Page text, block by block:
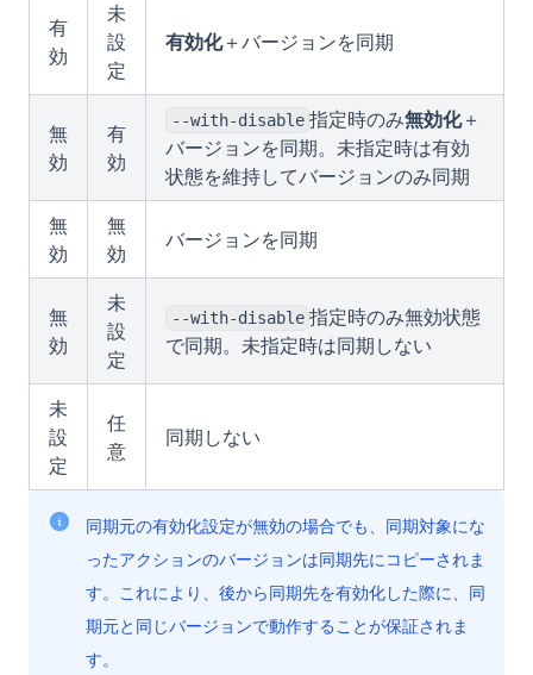
有
効
未
設
定
有効化＋バージョンを同期
無
効
有
効
--with-disable 指定時のみ無効化＋
バージョンを同期。未指定時は有効
状態を維持してバージョンのみ同期
無
効
無
効
バージョンを同期
無
効
未
設
定
--with-disable 指定時のみ無効状態
で同期。未指定時は同期しない
未
設
定
任
意
同期しない
同期元の有効化設定が無効の場合でも、同期対象にな
ったアクションのバージョンは同期先にコピーされま
す。これにより、後から同期先を有効化した際に、同
期元と同じバージョンで動作することが保証されま
す。